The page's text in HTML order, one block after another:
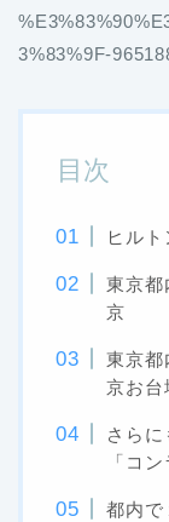
3%83%9F-
目次
ヒル
東京
京
東京
京お台
さら
「コ
都内で